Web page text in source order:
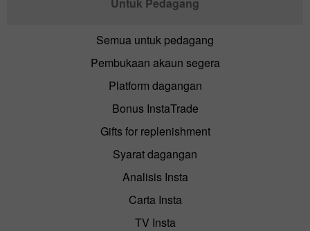
Semua untuk pedagang
Pembukaan akaun segera
Platform dagangan
Bonus InstaTrade
Gifts for replenishment
Syarat dagangan
Analisis Insta
Carta Insta
TV Insta